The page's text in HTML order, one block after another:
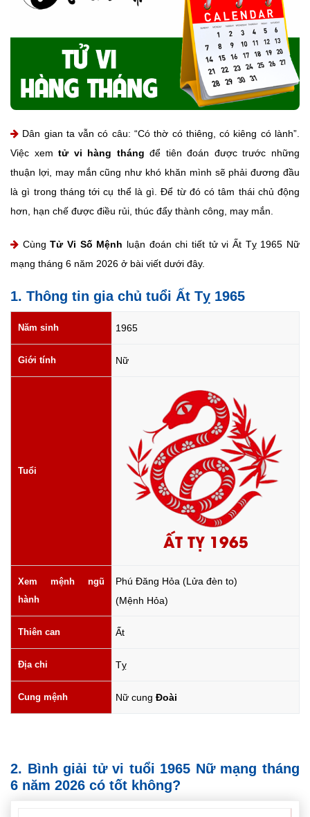
Dân gian ta vẫn có câu: “Có thờ có thiêng, có kiêng có lành”.
Việc xemtử vi hàng tháng để tiên đoán được trước những
thuận lợi, may mắn cũng như khó khăn mình sẽ phải đương đầu
là gì trong tháng tới cụ thể là gì. Để từ đó có tâm thái chủ động
hơn, hạn chế được điều rủi, thúc đẩy thành công, may mắn.
CùngTử Vi Số Mệnh luận đoán chi tiết tử vi Ất Tỵ 1965 Nữ
mạng tháng 6 năm 2026 ở bài viết dưới đây.
1. Thông tin gia chủ tuổi Ất Tỵ 1965
Năm sinh 1965
Giới tính Nữ
Tuổi
ẤT TỴ 1965
Xem mệnh ngũ
hành
Phú Đăng Hỏa (Lửa đèn to)
(Mệnh Hỏa)
Thiên can Ất
Địa chi Tỵ
Cung mệnh Nữ cung Đoài
2. Bình giải tử vi tuổi 1965 Nữ mạng tháng
6 năm 2026 có tốt không?